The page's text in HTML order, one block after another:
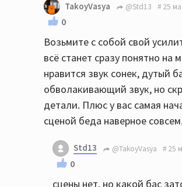
TakoyVasya @Std13 25
0
Возьмите с собой свой
всё станет сразу понятно на
нравится звук сонек, дутый
обволакивающий звук, но
детали. Плюс у вас самая
сценой беда наверное совсем.
Std13 @TakoyVasya 25
0
сцены нет, но какой бас